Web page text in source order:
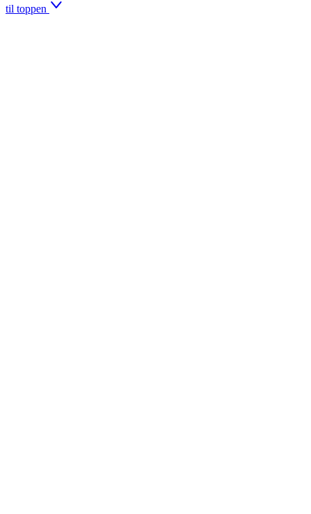
til toppen